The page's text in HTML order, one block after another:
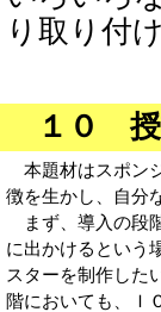
り取り付
１０ 授
本題材はスポン
徴を生かし、自分
まず、導入の段
に出かけるという
スターを制作した
階においても、Ｉ